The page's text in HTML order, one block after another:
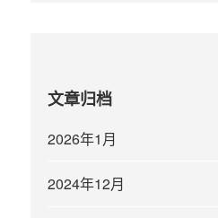
文章归档
2026年1月
2024年12月